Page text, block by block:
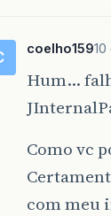
coelho159
Hum...
Como vc
com meu